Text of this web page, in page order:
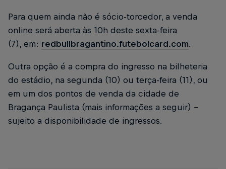
Para quem ainda não é sócio-torcedor, a venda
online será aberta às 10h deste sexta-feira
(7), em: redbullbragantino.futebolcard.com.
Outra opção é a compra do ingresso na bilheteria
do estádio, na segunda (10) ou terça-feira (11), ou
em um dos pontos de venda da cidade de
Bragança Paulista (mais informações a seguir) –
sujeito a disponibilidade de ingressos.